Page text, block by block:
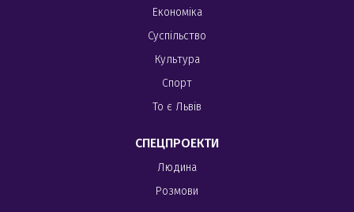
Економіка
Суспільство
Культура
Спорт
То є Львів
СПЕЦПРОЕКТИ
Людина
Розмови